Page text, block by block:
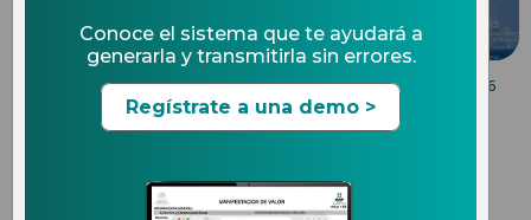
NOVEDADES DE COMERCIO EXTERIOR 29.12.2016
Nueva regulación en
Exterior
Conoce el sistema que te ayudará a
generarla y transmitirla sin errores.
Regístrate a una demo >